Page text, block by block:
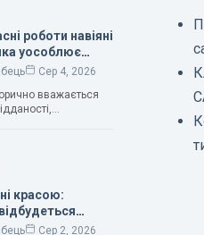
роботи навіяні
уособлює
кохання», —
Сер 4, 2026
вважається
подружнього союзу.
рослина надихала і
митців на
красою:
Сер 2, 2026